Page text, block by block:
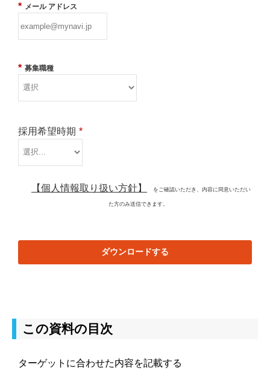
* メール アドレス
* 募集職種
*
採用希望時期
【個人情報取り扱い方針】 をご確認いただき、内容に同意いただい
た方のみ送信できます。
ダウンロードする
この資料の目次
ターゲットに合わせた内容を記載する